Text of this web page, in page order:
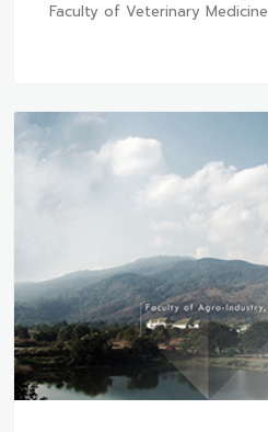
Faculty of Veterinary Medicine